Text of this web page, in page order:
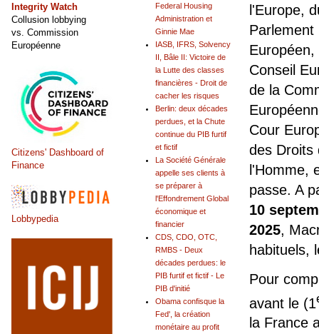
l'Europe,
Parlement
Européen,
Conseil
de la
Cour
des Droits
l'Homme,
passe. A
10
2025,
habituels,
Pour
avant le (1
la France
Federal Housing
Administration et
Ginnie Mae
IASB, IFRS, Solvency
II, Bâle II: Victoire de
la Lutte des classes
financières - Droit de
cacher les risques
Berlin: deux décades
perdues, et la Chute
continue du PIB furtif
et fictif
La Société Générale
appelle ses clients à
se préparer à
l'Effondrement Global
économique et
financier
CDS, CDO, OTC,
RMBS - Deux
décades perdues: le
PIB furtif et fictif - Le
PIB d'initié
Obama confisque la
Fed', la création
monétaire au profit
Integrity Watch
Collusion lobbying
vs. Commission
Européenne
Citizens' Dashboard of
Finance
Lobbypedia